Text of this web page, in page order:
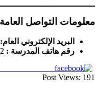
معلومات التواصل
البريد الإلكتروني العام:
رقم هاتف المدرسة :
Post Views: 191